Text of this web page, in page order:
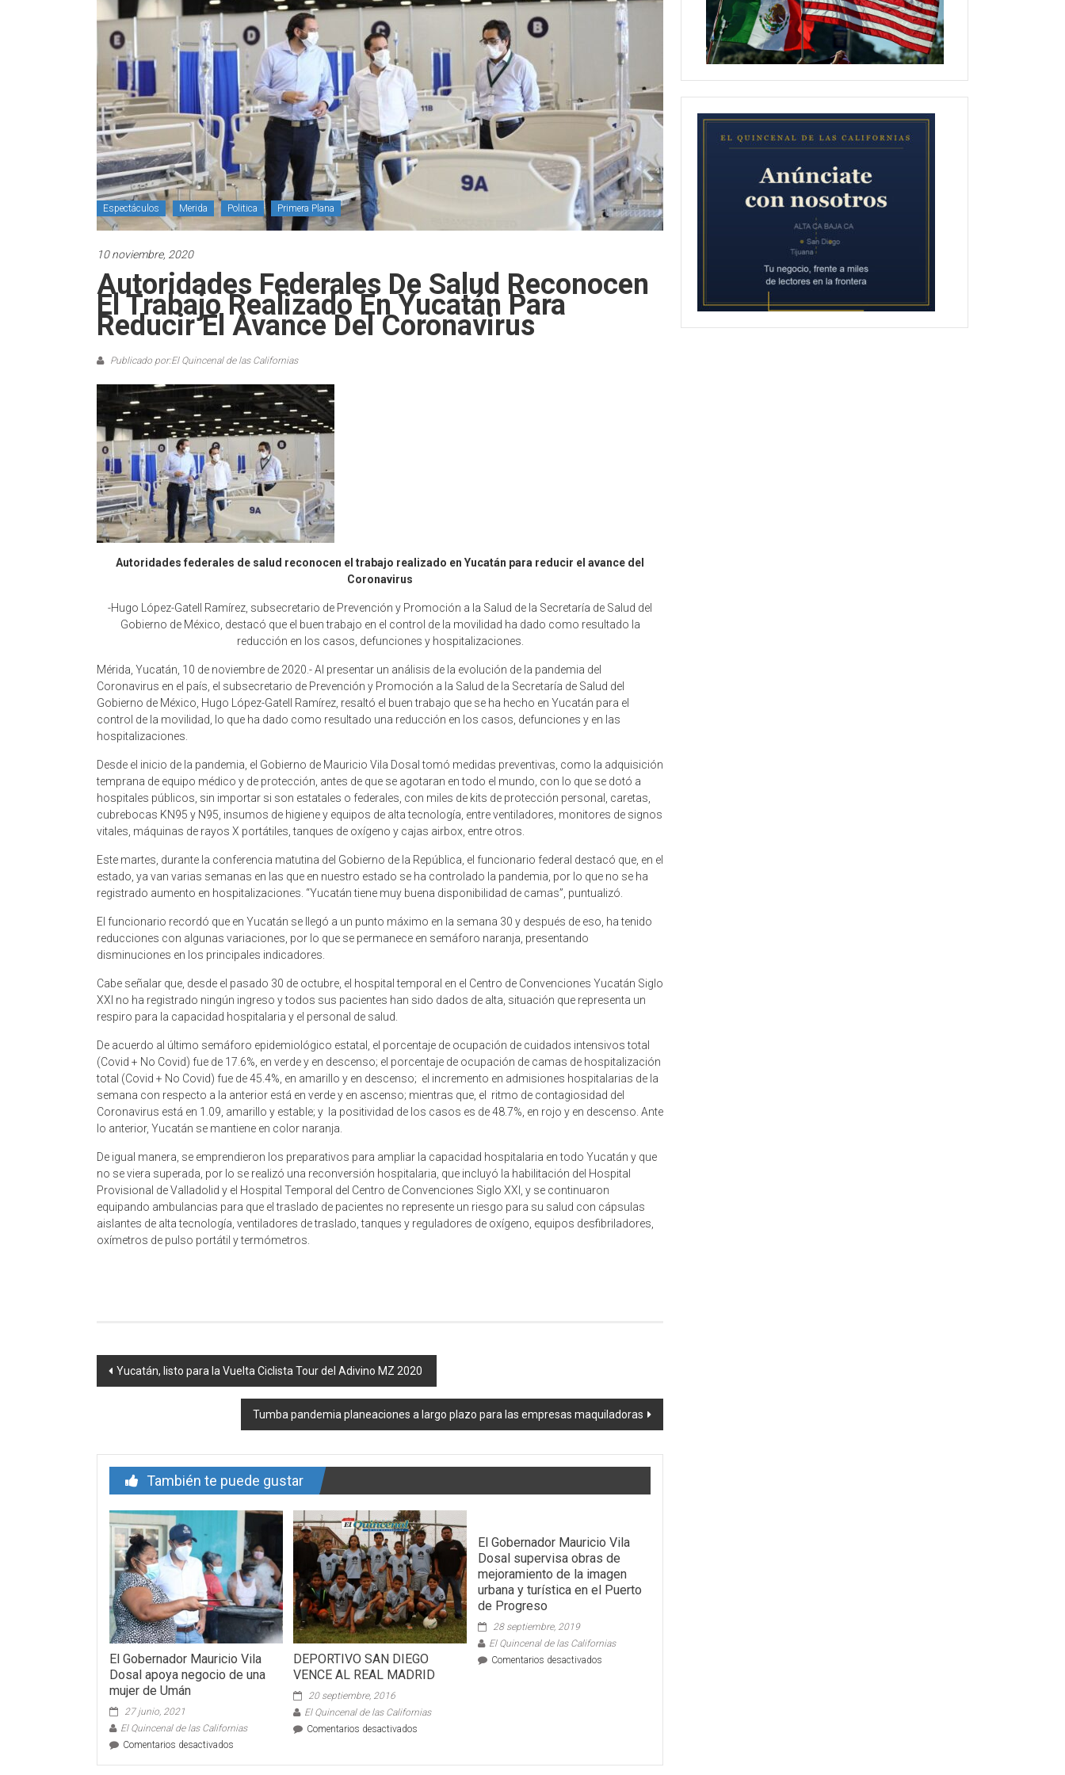
Espectáculos Merida Politica Primera Plana
10 noviembre, 2020
Autoridades Federales De Salud Reconocen
El Trabajo Realizado En Yucatán Para
Reducir El Avance Del Coronavirus
Publicado por:El Quincenal de las Californias
Autoridades federales de salud reconocen el trabajo realizado en Yucatán para reducir el avance del
Coronavirus
-Hugo López-Gatell Ramírez, subsecretario de Prevención y Promoción a la Salud de la Secretaría de Salud del
Gobierno de México, destacó que el buen trabajo en el control de la movilidad ha dado como resultado la
reducción en los casos, defunciones y hospitalizaciones.
Mérida, Yucatán, 10 de noviembre de 2020.- Al presentar un análisis de la evolución de la pandemia del
Coronavirus en el país, el subsecretario de Prevención y Promoción a la Salud de la Secretaría de Salud del
Gobierno de México, Hugo López-Gatell Ramírez, resaltó el buen trabajo que se ha hecho en Yucatán para el
control de la movilidad, lo que ha dado como resultado una reducción en los casos, defunciones y en las
hospitalizaciones.
Desde el inicio de la pandemia, el Gobierno de Mauricio Vila Dosal tomó medidas preventivas, como la adquisición
temprana de equipo médico y de protección, antes de que se agotaran en todo el mundo, con lo que se dotó a
hospitales públicos, sin importar si son estatales o federales, con miles de kits de protección personal, caretas,
cubrebocas KN95 y N95, insumos de higiene y equipos de alta tecnología, entre ventiladores, monitores de signos
vitales, máquinas de rayos X portátiles, tanques de oxígeno y cajas airbox, entre otros.
Este martes, durante la conferencia matutina del Gobierno de la República, el funcionario federal destacó que, en el
estado, ya van varias semanas en las que en nuestro estado se ha controlado la pandemia, por lo que no se ha
registrado aumento en hospitalizaciones. “Yucatán tiene muy buena disponibilidad de camas”, puntualizó.
El funcionario recordó que en Yucatán se llegó a un punto máximo en la semana 30 y después de eso, ha tenido
reducciones con algunas variaciones, por lo que se permanece en semáforo naranja, presentando
disminuciones en los principales indicadores.
Cabe señalar que, desde el pasado 30 de octubre, el hospital temporal en el Centro de Convenciones Yucatán Siglo
XXI no ha registrado ningún ingreso y todos sus pacientes han sido dados de alta, situación que representa un
respiro para la capacidad hospitalaria y el personal de salud.
De acuerdo al último semáforo epidemiológico estatal, el porcentaje de ocupación de cuidados intensivos total
(Covid + No Covid) fue de 17.6%, en verde y en descenso; el porcentaje de ocupación de camas de hospitalización
total (Covid + No Covid) fue de 45.4%, en amarillo y en descenso; el incremento en admisiones hospitalarias de la
semana con respecto a la anterior está en verde y en ascenso; mientras que, el ritmo de contagiosidad del
Coronavirus está en 1.09, amarillo y estable; y la positividad de los casos es de 48.7%, en rojo y en descenso. Ante
lo anterior, Yucatán se mantiene en color naranja.
De igual manera, se emprendieron los preparativos para ampliar la capacidad hospitalaria en todo Yucatán y que
no se viera superada, por lo se realizó una reconversión hospitalaria, que incluyó la habilitación del Hospital
Provisional de Valladolid y el Hospital Temporal del Centro de Convenciones Siglo XXI, y se continuaron
equipando ambulancias para que el traslado de pacientes no represente un riesgo para su salud con cápsulas
aislantes de alta tecnología, ventiladores de traslado, tanques y reguladores de oxígeno, equipos desfibriladores,
oxímetros de pulso portátil y termómetros.
Navegación
Yucatán, listo para la Vuelta Ciclista Tour del Adivino MZ 2020
Tumba pandemia planeaciones a largo plazo para las empresas maquiladoras
También te puede gustar
El Gobernador Mauricio Vila
Dosal apoya negocio de una
mujer de Umán
27 junio, 2021
El Quincenal de las Californias
Comentarios desactivados
DEPORTIVO SAN DIEGO
VENCE AL REAL MADRID
20 septiembre, 2016
El Quincenal de las Californias
Comentarios desactivados
El Gobernador Mauricio Vila
Dosal supervisa obras de
mejoramiento de la imagen
urbana y turística en el Puerto
de Progreso
28 septiembre, 2019
El Quincenal de las Californias
Comentarios desactivadosen